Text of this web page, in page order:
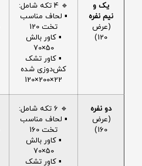
یک و
نیم نفره
(عرض
120)
🔹 4 تکه شامل:
▪️ لحاف مناسب
تخت 120
▪️ کاور بالش
50×70
▪️ کاور تشک
کش‌دوزی شده
22×200×120
دو نفره
(عرض
160)
🔹 6 تکه شامل:
▪️ لحاف مناسب
تخت 160
▪️ کاور بالش
50×70
▪️ کاور تشک